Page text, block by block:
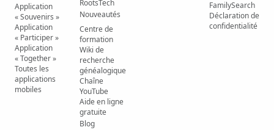
Application
« Souvenirs »
Application
« Participer »
Application
« Together »
Toutes les
applications
mobiles
RootsTech
Nouveautés
Centre de
formation
Wiki de
recherche
généalogique
Chaîne
YouTube
Aide en ligne
gratuite
Blog
FamilySearch
Déclaration de
confidentialité